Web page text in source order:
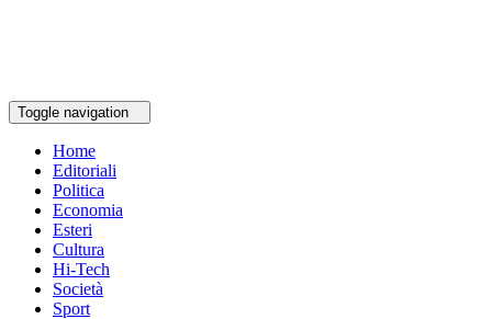
Toggle navigation
Home
Editoriali
Politica
Economia
Esteri
Cultura
Hi-Tech
Società
Sport